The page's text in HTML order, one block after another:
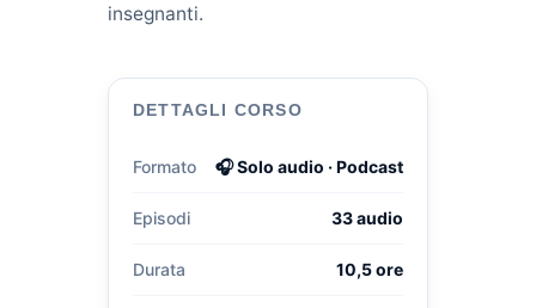
insegnanti.
DETTAGLI CORSO
Formato 🎧 Solo audio · Podcast
Episodi 33 audio
Durata 10,5 ore